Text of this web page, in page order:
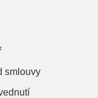
smlouvy